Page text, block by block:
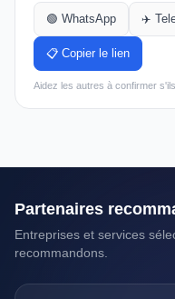
🟢 WhatsApp ✈️
📋 Copier le lien
Aidez les autres à confirmer
Partenaires
Entreprises et services
recommandons.